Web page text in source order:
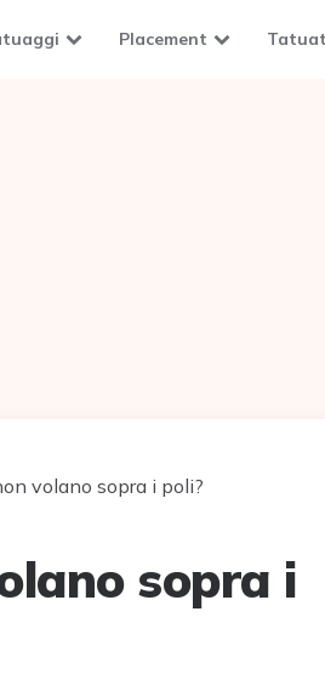
Placement
volano sopra i poli?
sopra i